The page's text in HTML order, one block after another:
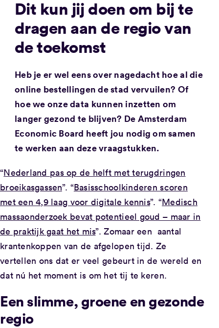
Dit kun jij doen om bij te
dragen aan de regio van
de toekomst
Heb je er wel eens over nagedacht hoe al die
online bestellingen de stad vervuilen? Of
hoe we onze data kunnen inzetten om
langer gezond te blijven? De Amsterdam
Economic Board heeft jou nodig om samen
te werken aan deze vraagstukken.
“Nederland pas op de helft met terugdringen
broeikasgassen”. “Basisschoolkinderen scoren
met een 4,9 laag voor digitale kennis”. “Medisch
massaonderzoek bevat potentieel goud – maar in
de praktijk gaat het mis”. Zomaar een aantal
krantenkoppen van de afgelopen tijd. Ze
vertellen ons dat er veel gebeurt in de wereld en
dat nú het moment is om het tij te keren.
Een slimme, groene en gezonde
regio